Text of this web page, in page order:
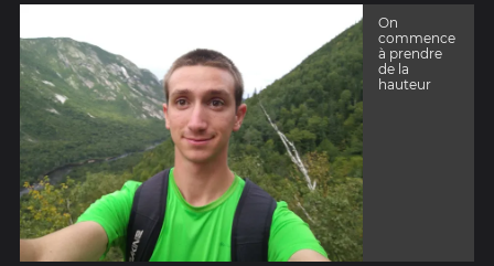
On
commence
à prendre
de la
hauteur